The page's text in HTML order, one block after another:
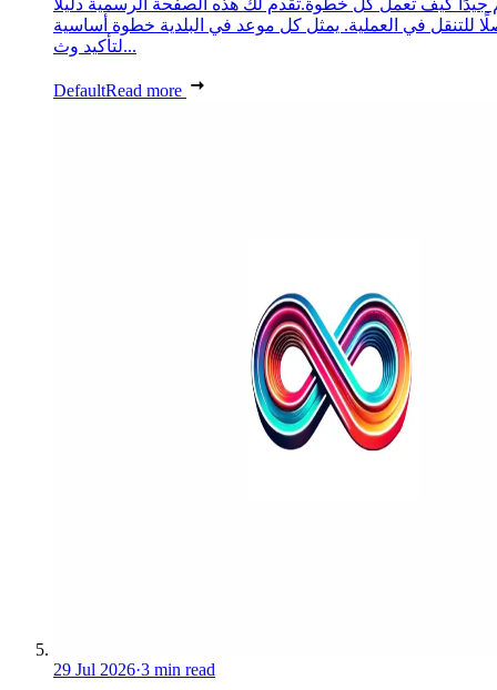
جيدًا كيف تعمل كل خطوة.تقدم لك هذه الصفحة الرسمية دليلًا
للتنقل في العملية. يمثل كل موعد في البلدية خطوة أساسية
لتأكيد وث...
DefaultRead more
29 Jul 2026·3 min read